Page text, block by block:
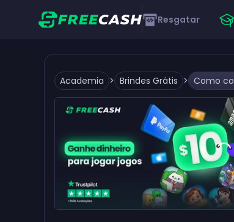
Resgatar
Academia > Brindes Grátis >